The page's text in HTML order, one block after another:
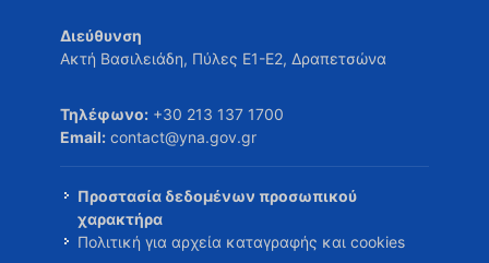
Διεύθυνση
Ακτή Βασιλειάδη, Πύλες Ε1-Ε2, Δραπετσώνα
Τηλέφωνο: +30 213 137 1700
Email: contact@yna.gov.gr
Προστασία δεδομένων προσωπικού
χαρακτήρα
Πολιτική για αρχεία καταγραφής και cookies